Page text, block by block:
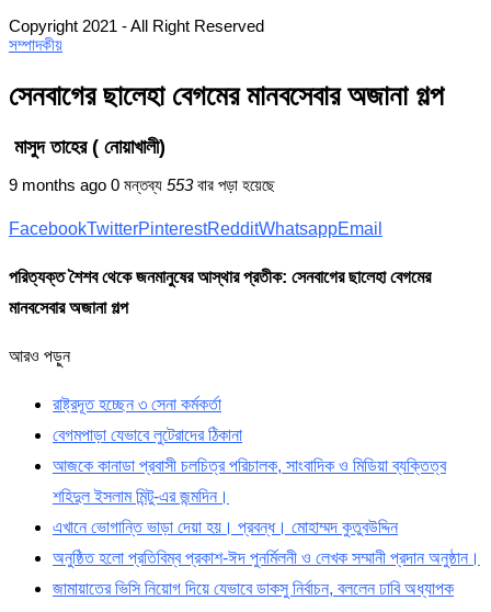
Copyright 2021 - All Right Reserved
সম্পাদকীয়
সেনবাগের ছালেহা বেগমের মানবসেবার অজানা গল্প
মাসুদ তাহের ( নোয়াখালী)
9 months ago 0 মন্তব্য 553বার পড়া হয়েছে
FacebookTwitterPinterestRedditWhatsappEmail
পরিত্যক্ত শৈশব থেকে জনমানুষের আস্থার প্রতীক: সেনবাগের ছালেহা বেগমের
মানবসেবার অজানা গল্প
আরও পড়ুন
রাষ্ট্রদূত হচ্ছেন ৩ সেনা কর্মকর্তা
বেগমপাড়া যেভাবে লুটেরাদের ঠিকানা
আজকে কানাডা প্রবাসী চলচিত্র পরিচালক, সাংবাদিক ও মিডিয়া ব্যক্তিত্ব
শহিদুল ইসলাম মিন্টু-এর জন্মদিন।
এখানে ভোগান্তি ভাড়া দেয়া হয়। প্রবন্ধ। মোহাম্মদ কুতুবউদ্দিন
অনুষ্ঠিত হলো প্রতিবিম্ব প্রকাশ-ঈদ পুনর্মিলনী ও লেখক সম্মানী প্রদান অনুষ্ঠান।
জামায়াতের ভিসি নিয়োগ দিয়ে যেভাবে ডাকসু নির্বাচন, বললেন ঢাবি অধ্যাপক